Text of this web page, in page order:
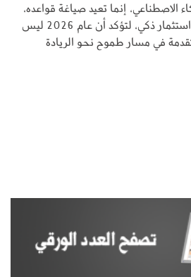
الاصطناعي، إنما تعيد صياغة قواعده،
مستندة إلى رؤية واضحة واستثمار ذكي، لتؤكد أن عام 2026 ليس
في مسار طموح نحو الريادة